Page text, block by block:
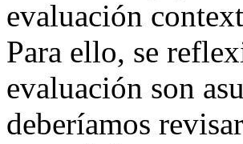
evaluación
Para ello, se
evaluación son
deberíamos